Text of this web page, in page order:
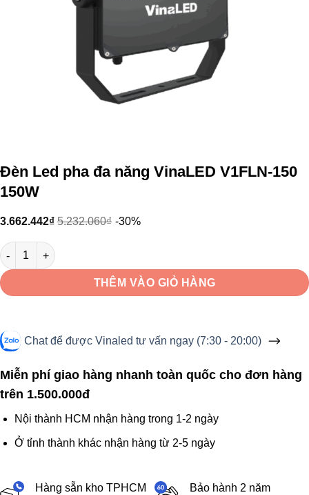
Đèn Led pha đa năng VinaLED V1FLN-150
150W
3.662.442₫ 5.232.060₫ -30%
Đèn Led pha đa năng VinaLED V1FLN-150 150W số lượng
THÊM VÀO GIỎ HÀNG
Chat để được Vinaled tư vấn ngay (7:30 - 20:00)
Miễn phí giao hàng nhanh toàn quốc cho đơn hàng
trên 1.500.000đ
Nội thành HCM nhận hàng trong 1-2 ngày
Ở tỉnh thành khác nhận hàng từ 2-5 ngày
Hàng sẵn kho TPHCM
Bảo hành 2 năm